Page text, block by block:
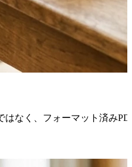
なく、フォーマット済み